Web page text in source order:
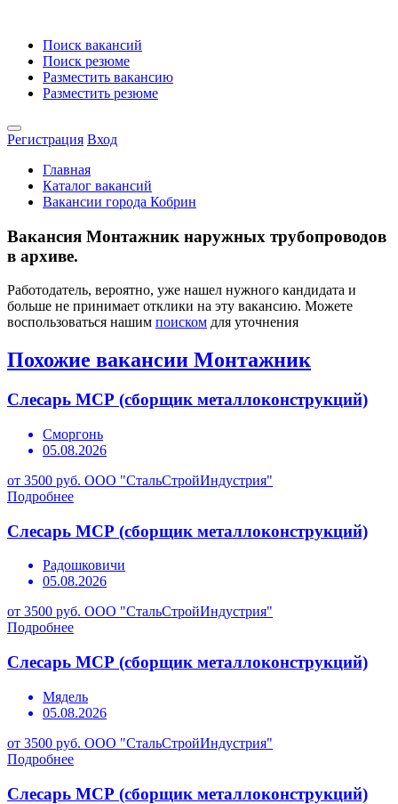
Поиск вакансий
Поиск резюме
Разместить вакансию
Разместить резюме
Регистрация Вход
Главная
Каталог вакансий
Вакансии города Кобрин
Вакансия Монтажник наружных трубопроводов
в архиве.
Работодатель, вероятно, уже нашел нужного кандидата и
больше не принимает отклики на эту вакансию. Можете
воспользоваться нашим поиском для уточнения
Похожие вакансии Монтажник
Слесарь МСР (сборщик металлоконструкций)
Сморгонь
05.08.2026
от 3500 руб. ООО "СтальСтройИндустрия"
Подробнее
Слесарь МСР (сборщик металлоконструкций)
Радошковичи
05.08.2026
от 3500 руб. ООО "СтальСтройИндустрия"
Подробнее
Слесарь МСР (сборщик металлоконструкций)
Мядель
05.08.2026
от 3500 руб. ООО "СтальСтройИндустрия"
Подробнее
Слесарь МСР (сборщик металлоконструкций)